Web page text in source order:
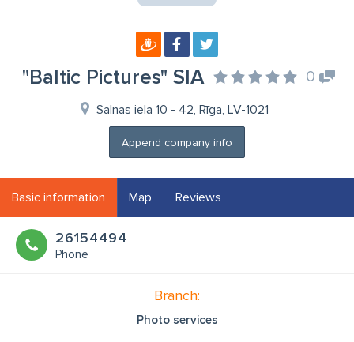
"Baltic Pictures" SIA 0
Salnas iela 10 - 42, Rīga, LV-1021
Append company info
Basic information Map Reviews
26154494
Phone
Branch:
Photo services